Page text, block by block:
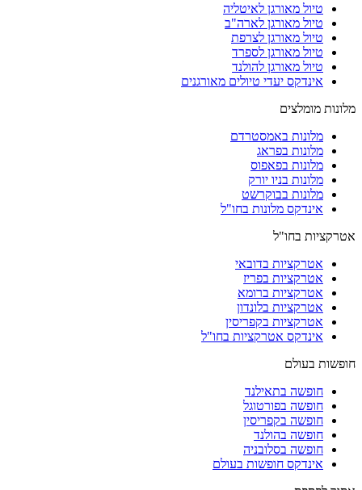
טיול מאורגן לאיטליה
טיול מאורגן לארה"ב
טיול מאורגן לצרפת
טיול מאורגן לספרד
טיול מאורגן להולנד
אינדקס יעדי טיולים מאורגנים
מלונות מומלצים
מלונות באמסטרדם
מלונות בפראג
מלונות בפאפוס
מלונות בניו יורק
מלונות בבוקרשט
אינדקס מלונות בחו"ל
אטרקציות בחו"ל
אטרקציות בדובאי
אטרקציות בפריז
אטרקציות ברומא
אטרקציות בלונדון
אטרקציות בקפריסין
אינדקס אטרקציות בחו"ל
חופשות בעולם
חופשה בתאילנד
חופשה בפורטוגל
חופשה בקפריסין
חופשה בהולנד
חופשה בסלובניה
אינדקס חופשות בעולם